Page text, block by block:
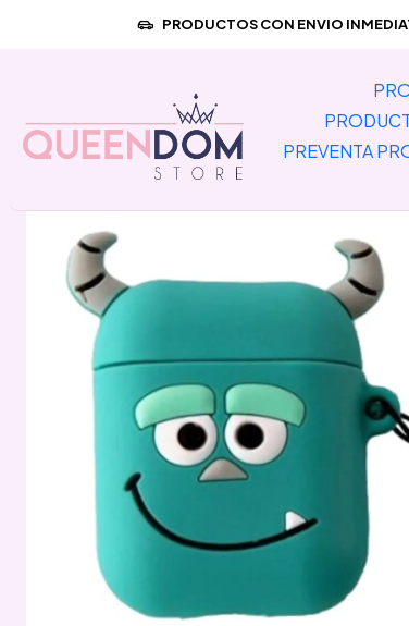
PREVENTA
PRODUCTOS CON ENVIO
Inicio PREVENTA